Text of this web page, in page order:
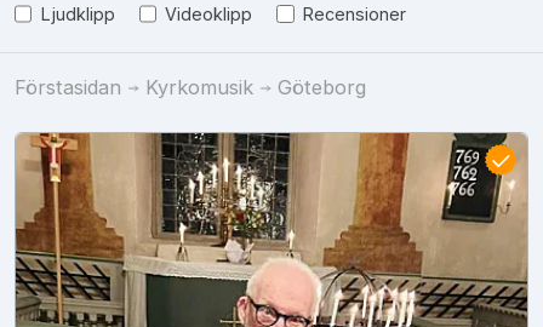
Ljudklipp Videoklipp Recensioner
Förstasidan Kyrkomusik Göteborg